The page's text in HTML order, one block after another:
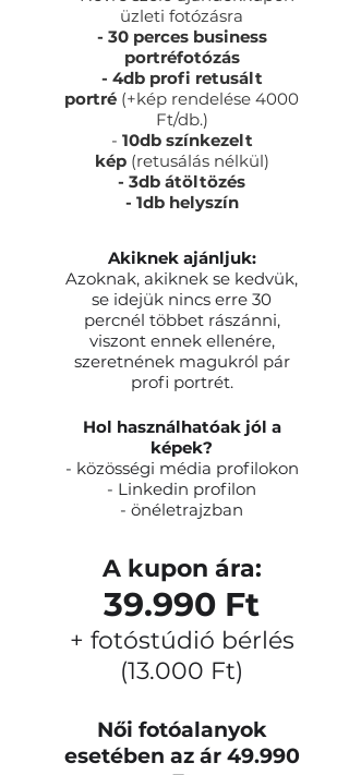
üzleti fotózásra
- 30 perces business
portréfotózás
- 4db profi retusált
portré (+kép rendelése 4000
Ft/db.)
- 10db színkezelt
kép(retusálás nélkül)
- 3db átöltözés
- 1db helyszín
Akiknek ajánljuk:
Azoknak, akiknek se kedvük,
se idejük nincs erre 30
percnél többet rászánni,
viszont ennek ellenére,
szeretnének magukról pár
profi portrét.
Hol használhatóak jól a
képek?
- közösségi média profilokon
- Linkedin profilon
- önéletrajzban
A kupon ára:
39.990 Ft
+ fotóstúdió bérlés
(13.000 Ft)
Női fotóalanyok
esetében az ár 49.990